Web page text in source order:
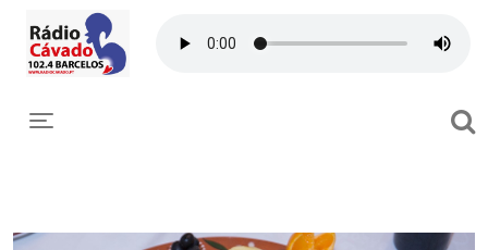
Toggle navigation